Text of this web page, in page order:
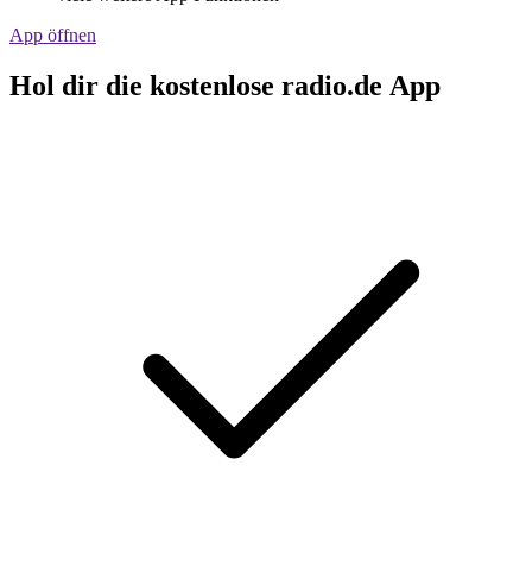
App öffnen
Hol dir die kostenlose radio.de App